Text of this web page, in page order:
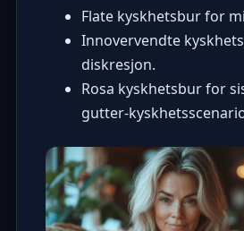
Flate kyskhetsbur for
Innovervendte
diskresjon.
Rosa kyskhetsbur for
gutter-